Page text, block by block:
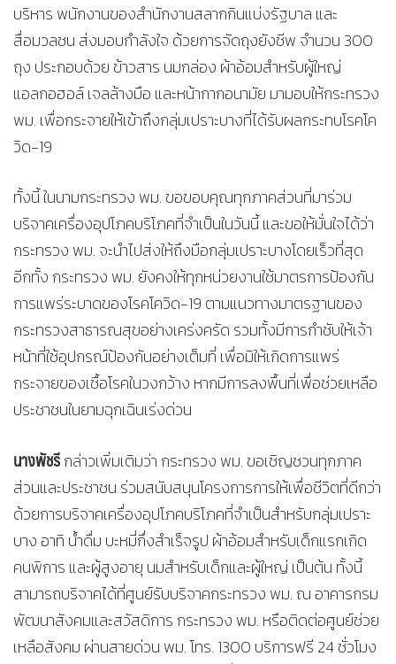
บริหาร พนักงานของสำนักงานสลากกินแบ่งรัฐบาล และ
สื่อมวลชน ส่งมอบกำลังใจ ด้วยการจัดถุงยังชีพ จำนวน 300
ถุง ประกอบด้วย ข้าวสาร นมกล่อง ผ้าอ้อมสำหรับผู้ใหญ่
แอลกอฮอล์ เจลล้างมือ และหน้ากากอนามัย มามอบให้กระทรวง
พม. เพื่อกระจายให้เข้าถึงกลุ่มเปราะบางที่ได้รับผลกระทบโรคโค
วิด-19
ทั้งนี้ ในนามกระทรวง พม. ขอขอบคุณทุกภาคส่วนที่มาร่วม
บริจาคเครื่องอุปโภคบริโภคที่จำเป็นในวันนี้ และขอให้มั่นใจได้ว่า
กระทรวง พม. จะนำไปส่งให้ถึงมือกลุ่มเปราะบางโดยเร็วที่สุด
อีกทั้ง กระทรวง พม. ยังคงให้ทุกหน่วยงานใช้มาตรการป้องกัน
การแพร่ระบาดของโรคโควิด-19 ตามแนวทางมาตรฐานของ
กระทรวงสาธารณสุขอย่างเคร่งครัด รวมทั้งมีการกำชับให้เจ้า
หน้าที่ใช้อุปกรณ์ป้องกันอย่างเต็มที่ เพื่อมิให้เกิดการแพร่
กระจายของเชื้อโรคในวงกว้าง หากมีการลงพื้นที่เพื่อช่วยเหลือ
ประชาชนในยามฉุกเฉินเร่งด่วน
นางพัชรีกล่าวเพิ่มเติมว่า กระทรวง พม. ขอเชิญชวนทุกภาค
ส่วนและประชาชน ร่วมสนับสนุนโครงการการให้เพื่อชีวิตที่ดีกว่า
ด้วยการบริจาคเครื่องอุปโภคบริโภคที่จำเป็นสำหรับกลุ่มเปราะ
บาง อาทิ น้ำดื่ม บะหมี่กึ่งสำเร็จรูป ผ้าอ้อมสำหรับเด็กแรกเกิด
คนพิการ และผู้สูงอายุ นมสำหรับเด็กและผู้ใหญ่ เป็นต้น ทั้งนี้
สามารถบริจาคได้ที่ศูนย์รับบริจาคกระทรวง พม. ณ อาคารกรม
พัฒนาสังคมและสวัสดิการ กระทรวง พม. หรือติดต่อศูนย์ช่วย
เหลือสังคม ผ่านสายด่วน พม. โทร. 1300 บริการฟรี 24 ชั่วโมง